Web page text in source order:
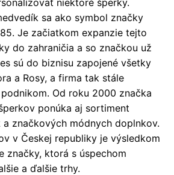
sa ako symbol značky
Je začiatkom expanzie tejto
do zahraničia a so značkou už
sú do biznisu zapojené všetky
a Rosy, a firma tak stále
Od roku 2000 značka
ponúka aj sortiment
značkových módnych doplnkov.
v Českej republiky je výsledkom
značky, ktorá s úspechom
a ďalšie trhy.